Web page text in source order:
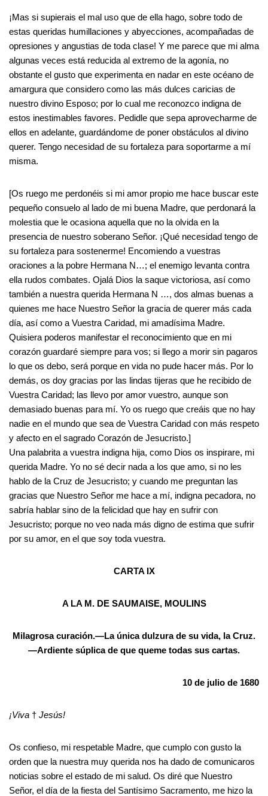
¡Mas si supierais el mal uso que de ella hago, sobre todo de
estas queridas humillaciones y abyecciones, acompañadas de
opresiones y angustias de toda clase! Y me parece que mi alma
algunas veces está reducida al extremo de la agonía, no
obstante el gusto que experimenta en nadar en este océano de
amargura que considero como las más dulces caricias de
nuestro divino Esposo; por lo cual me reconozco indigna de
estos inestimables favores. Pedidle que sepa aprovecharme de
ellos en adelante, guardándome de poner obstáculos al divino
querer. Tengo necesidad de su fortaleza para soportarme a mí
misma.
[Os ruego me perdonéis si mi amor propio me hace buscar este
pequeño consuelo al lado de mi buena Madre, que perdonará la
molestia que le ocasiona aquella que no la olvida en la
presencia de nuestro soberano Señor. ¡Qué necesidad tengo de
su fortaleza para sostenerme! Encomiendo a vuestras
oraciones a la pobre Hermana N…; el enemigo levanta contra
ella rudos combates. Ojalá Dios la saque victoriosa, así como
también a nuestra querida Hermana N …, dos almas buenas a
quienes me hace Nuestro Señor la gracia de querer más cada
día, así como a Vuestra Caridad, mi amadísima Madre.
Quisiera poderos manifestar el reconocimiento que en mi
corazón guardaré siempre para vos; si llego a morir sin pagaros
lo que os debo, será porque en vida no pude hacer más. Por lo
demás, os doy gracias por las lindas tijeras que he recibido de
Vuestra Caridad; las llevo por amor vuestro, aunque son
demasiado buenas para mí. Yo os ruego que creáis que no hay
nadie en el mundo que sea de Vuestra Caridad con más respeto
y afecto en el sagrado Corazón de Jesucristo.]
Una palabrita a vuestra indigna hija, como Dios os inspirare, mi
querida Madre. Yo no sé decir nada a los que amo, si no les
hablo de la Cruz de Jesucristo; y cuando me preguntan las
gracias que Nuestro Señor me hace a mí, indigna pecadora, no
sabría hablar sino de la felicidad que hay en sufrir con
Jesucristo; porque no veo nada más digno de estima que sufrir
por su amor, en el que soy toda vuestra.
CARTA IX
A LA M. DE SAUMAISE, MOULINS
Milagrosa curación.—La única dulzura de su vida, la Cruz.
—Ardiente súplica de que queme todas sus cartas.
10 de julio de 1680
¡Viva † Jesús!
Os confieso, mi respetable Madre, que cumplo con gusto la
orden que la nuestra muy querida nos ha dado de comunicaros
noticias sobre el estado de mi salud. Os diré que Nuestro
Señor, el día de la fiesta del Santísimo Sacramento, me hizo la